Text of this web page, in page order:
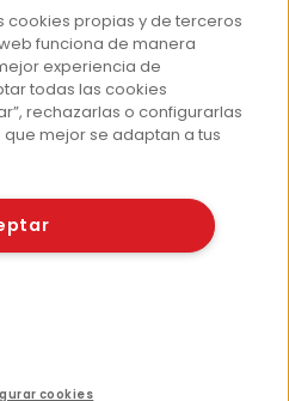
Consumer
EROSKI
de cookies
cookies propias y de terceros
funciona de manera
experiencia de
todas las cookies
rechazarlas o configurarlas
mejor se adaptan a tus
cookies